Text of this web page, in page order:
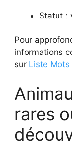
Statut :
Pour
informations
sur Liste Mots
rares